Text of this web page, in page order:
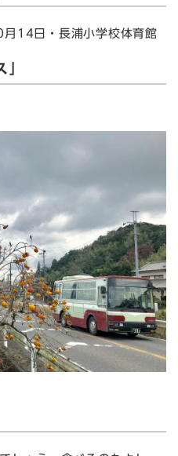
14日・長浦小学校体育館
」